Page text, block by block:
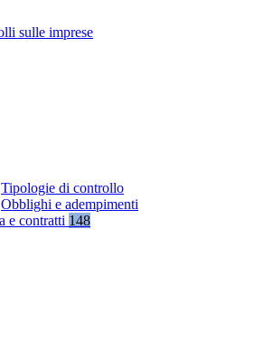
sulle imprese
Tipologie di controllo
Obblighi e adempimenti
e contratti 148